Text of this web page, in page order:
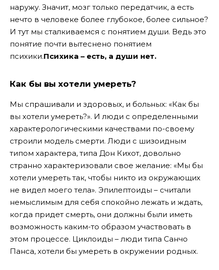
наружу. Значит, мозг только передатчик, а есть
нечто в человеке более глубокое, более сильное?
И тут мы сталкиваемся с понятием души. Ведь это
понятие почти вытеснено понятием
психики.Психика – есть, а души нет.
Как бы вы хотели умереть?
Мы спрашивали и здоровых, и больных: «Как бы
вы хотели умереть?». И люди с определенными
характерологическими качествами по-своему
строили модель смерти. Люди с шизоидным
типом характера, типа Дон Кихот, довольно
странно характеризовали свое желание: «Мы бы
хотели умереть так, чтобы никто из окружающих
не видел моего тела». Эпилептоиды – считали
немыслимым для себя спокойно лежать и ждать,
когда придет смерть, они должны были иметь
возможность каким-то образом участвовать в
этом процессе. Циклоиды – люди типа Санчо
Панса, хотели бы умереть в окружении родных.